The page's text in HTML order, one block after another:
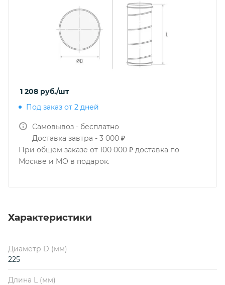
1 208 руб./шт
Под заказ от 2 дней
Самовывоз - бесплатно
Доставка завтра - 3 000 ₽
При общем заказе от 100 000 ₽ доставка по
Москве и МО в подарок.
Характеристики
Диаметр D (мм)
225
Длина L (мм)